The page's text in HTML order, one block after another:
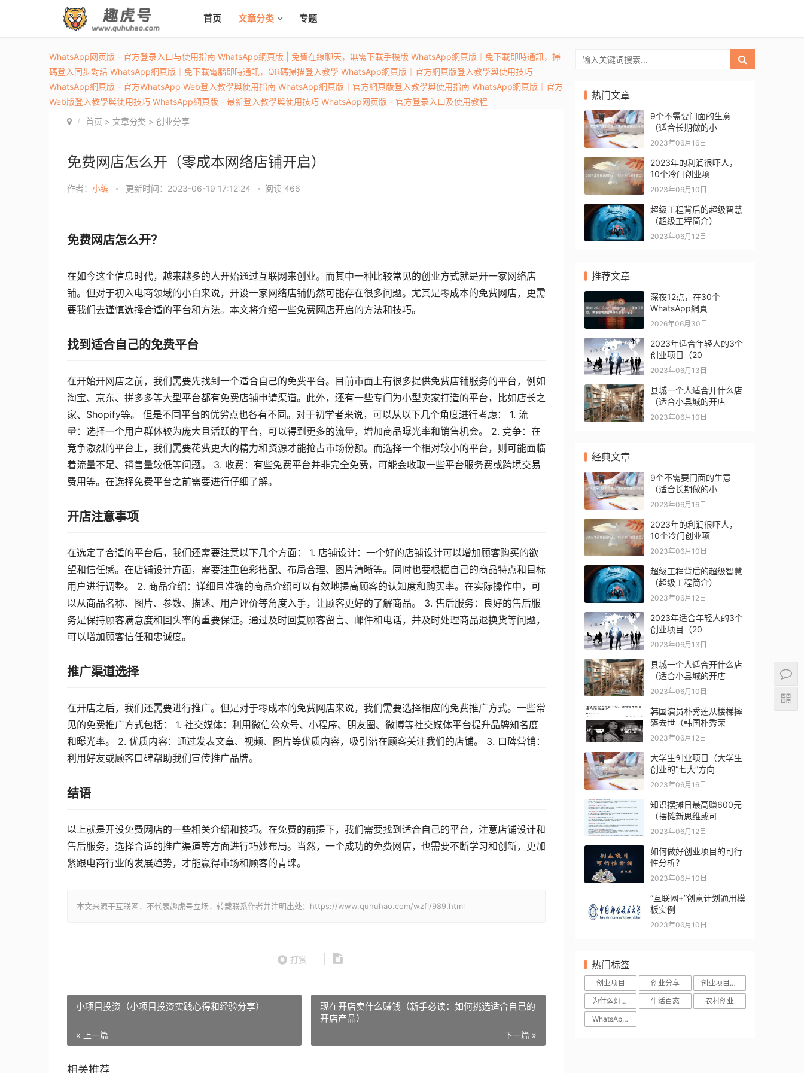
首页 文章分类 专题
WhatsApp网页版 - 官方登录入口与使用指南 WhatsApp網頁版 | 免費在線聊天，無需下載手機版 WhatsApp網頁版｜免下載即時通訊，掃
碼登入同步對話 WhatsApp網頁版｜免下載電腦即時通訊，QR碼掃描登入教學 WhatsApp網頁版｜官方網頁版登入教學與使用技巧
WhatsApp網頁版 - 官方WhatsApp Web登入教學與使用指南 WhatsApp網頁版｜官方網頁版登入教學與使用指南 WhatsApp網頁版｜官方
Web版登入教學與使用技巧 WhatsApp網頁版 - 最新登入教學與使用技巧 WhatsApp网页版 - 官方登录入口及使用教程
首页 > 文章分类 > 创业分享
免费网店怎么开（零成本网络店铺开启）
作者： 小编 • 更新时间：2023-06-19 17:12:24 • 阅读 466
免费网店怎么开？
在如今这个信息时代，越来越多的人开始通过互联网来创业。而其中一种比较常见的创业方式就是开一家网络店
铺。但对于初入电商领域的小白来说，开设一家网络店铺仍然可能存在很多问题。尤其是零成本的免费网店，更需
要我们去谨慎选择合适的平台和方法。本文将介绍一些免费网店开启的方法和技巧。
找到适合自己的免费平台
在开始开网店之前，我们需要先找到一个适合自己的免费平台。目前市面上有很多提供免费店铺服务的平台，例如
淘宝、京东、拼多多等大型平台都有免费店铺申请渠道。此外，还有一些专门为小型卖家打造的平台，比如店长之
家、Shopify等。 但是不同平台的优劣点也各有不同。对于初学者来说，可以从以下几个角度进行考虑： 1. 流
量：选择一个用户群体较为庞大且活跃的平台，可以得到更多的流量，增加商品曝光率和销售机会。 2. 竞争：在
竞争激烈的平台上，我们需要花费更大的精力和资源才能抢占市场份额。而选择一个相对较小的平台，则可能面临
着流量不足、销售量较低等问题。 3. 收费：有些免费平台并非完全免费，可能会收取一些平台服务费或跨境交易
费用等。在选择免费平台之前需要进行仔细了解。
开店注意事项
在选定了合适的平台后，我们还需要注意以下几个方面： 1. 店铺设计：一个好的店铺设计可以增加顾客购买的欲
望和信任感。在店铺设计方面，需要注重色彩搭配、布局合理、图片清晰等。同时也要根据自己的商品特点和目标
用户进行调整。 2. 商品介绍：详细且准确的商品介绍可以有效地提高顾客的认知度和购买率。在实际操作中，可
以从商品名称、图片、参数、描述、用户评价等角度入手，让顾客更好的了解商品。 3. 售后服务：良好的售后服
务是保持顾客满意度和回头率的重要保证。通过及时回复顾客留言、邮件和电话，并及时处理商品退换货等问题，
可以增加顾客信任和忠诚度。
推广渠道选择
在开店之后，我们还需要进行推广。但是对于零成本的免费网店来说，我们需要选择相应的免费推广方式。一些常
见的免费推广方式包括： 1. 社交媒体：利用微信公众号、小程序、朋友圈、微博等社交媒体平台提升品牌知名度
和曝光率。 2. 优质内容：通过发表文章、视频、图片等优质内容，吸引潜在顾客关注我们的店铺。 3. 口碑营销：
利用好友或顾客口碑帮助我们宣传推广品牌。
结语
以上就是开设免费网店的一些相关介绍和技巧。在免费的前提下，我们需要找到适合自己的平台，注意店铺设计和
售后服务，选择合适的推广渠道等方面进行巧妙布局。当然，一个成功的免费网店，也需要不断学习和创新，更加
紧跟电商行业的发展趋势，才能赢得市场和顾客的青睐。
本文来源于互联网，不代表趣虎号立场，转载联系作者并注明出处：https://www.quhuhao.com/wzfl/989.html
打赏
小项目投资（小项目投资实践心得和经验分享）
« 上一篇
现在开店卖什么赚钱（新手必读：如何挑选适合自己的
开店产品）
下一篇 »
相关推荐
热门文章
9个不需要门面的生意
（适合长期做的小
2023年06月16日
2023年的利润很吓人，
10个冷门创业项
2023年06月10日
超级工程背后的超级智慧
（超级工程简介）
2023年06月12日
推荐文章
深夜12点，在30个
WhatsApp網頁
2026年06月30日
2023年适合年轻人的3个
创业项目（20
2023年06月13日
县城一个人适合开什么店
（适合小县城的开店
2023年06月10日
经典文章
9个不需要门面的生意
（适合长期做的小
2023年06月16日
2023年的利润很吓人，
10个冷门创业项
2023年06月10日
超级工程背后的超级智慧
（超级工程简介）
2023年06月12日
2023年适合年轻人的3个
创业项目（20
2023年06月13日
县城一个人适合开什么店
（适合小县城的开店
2023年06月10日
韩国演员朴秀莲从楼梯摔
落去世（韩国朴秀荣
2023年06月12日
大学生创业项目（大学生
创业的“七大”方向
2023年06月16日
知识摆摊日最高赚600元
（摆摊新思维或可
2023年06月12日
如何做好创业项目的可行
性分析？
2023年06月10日
“互联网+”创意计划通用模
板实例
2023年06月10日
热门标签
创业项目 创业分享
创业项目加盟
为什么灯珠会亮
生活百态
农村创业
WhatsApp网页版